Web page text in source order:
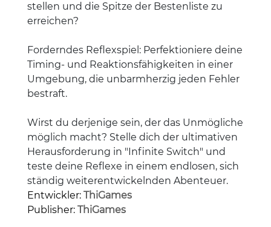
stellen und die Spitze der Bestenliste zu
erreichen?
Forderndes Reflexspiel: Perfektioniere deine
Timing- und Reaktionsfähigkeiten in einer
Umgebung, die unbarmherzig jeden Fehler
bestraft.
Wirst du derjenige sein, der das Unmögliche
möglich macht? Stelle dich der ultimativen
Herausforderung in "Infinite Switch" und
teste deine Reflexe in einem endlosen, sich
ständig weiterentwickelnden Abenteuer.
Entwickler: ThiGames
Publisher: ThiGames